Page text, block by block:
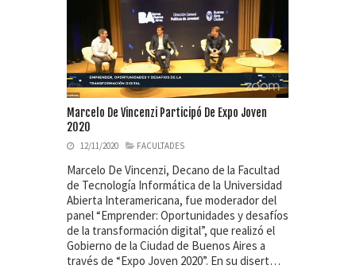
Marcelo De Vincenzi Participó De Expo Joven
2020
12/11/2020 FACULTADES
Marcelo De Vincenzi, Decano de la Facultad
de Tecnología Informática de la Universidad
Abierta Interamericana, fue moderador del
panel “Emprender: Oportunidades y desafíos
de la transformación digital”, que realizó el
Gobierno de la Ciudad de Buenos Aires a
través de “Expo Joven 2020”. En su disert…